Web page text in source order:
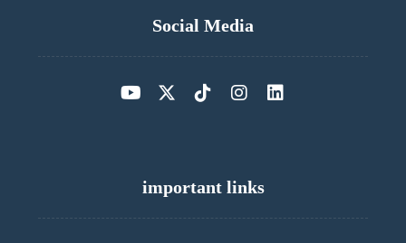
Social Media
important links